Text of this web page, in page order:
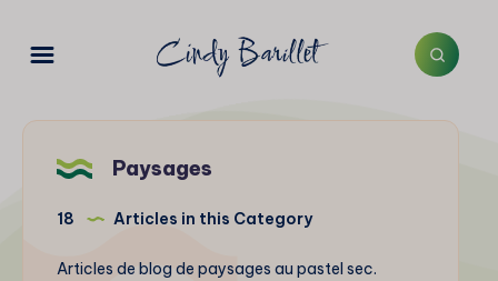
Paysages
18 Articles in this Category
Articles de blog de paysages au pastel sec.